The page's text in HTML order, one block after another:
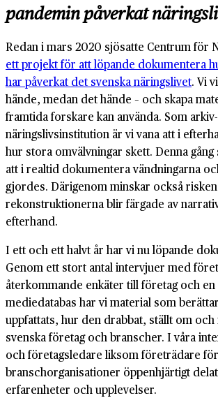
pandemin påverkat
Redan i mars 2020 sjösatte Centrum för
ett projekt för att löpande dokumentera
har påverkat det svenska näringslivet. Vi
hände, medan det hände – och skapa
framtida forskare kan använda. Som
näringslivsinstitution är vi vana att i
hur stora omvälvningar skett. Denna
att i realtid dokumentera vändningarna
gjordes. Därigenom minskar också
rekonstruktionerna blir färgade av
efterhand.
I ett och ett halvt år har vi nu löpande
Genom ett stort antal intervjuer med
återkommande enkäter till företag och en
mediedatabas har vi material som
uppfattats, hur den drabbat, ställt om och
svenska företag och branscher. I våra
och företagsledare liksom företrädare för
branschorganisationer öppenhjärtigt
erfarenheter och upplevelser.